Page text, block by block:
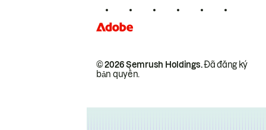
© 2026 Semrush Holdings.Đã đăng ký
bản quyền.